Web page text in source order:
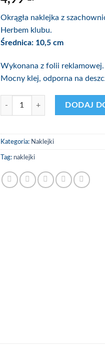
Okrągła naklejka z
Herbem klubu.
Średnica: 10,5 cm
Wykonana z folii reklamowej.
Mocny klej, odporna na
ilość Naklejka Szachownica - Herb
DODAJ
Kategoria: Naklejki
Tag: naklejki